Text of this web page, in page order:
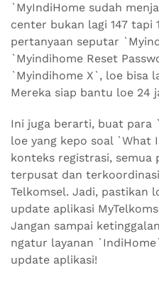
`MyIndiHome sudah
center bukan lagi 147 tapi
pertanyaan seputar
`Myindihome Reset
`Myindihome X`, loe bisa
Mereka siap bantu loe 24
Ini juga berarti, buat para
loe yang kepo soal `What
konteks registrasi, semua
terpusat dan
Telkomsel. Jadi, pastikan
update aplikasi
Jangan sampai
ngatur layanan
update aplikasi!